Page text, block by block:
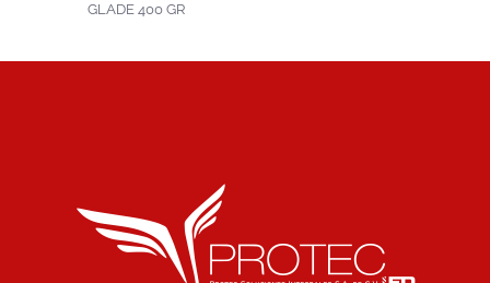
GLADE 400 GR